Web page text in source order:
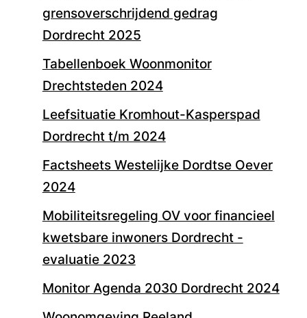
grensoverschrijdend gedrag
Dordrecht 2025
Tabellenboek Woonmonitor
Drechtsteden 2024
Leefsituatie Kromhout-Kasperspad
Dordrecht t/m 2024
Factsheets Westelijke Dordtse Oever
2024
Mobiliteitsregeling OV voor financieel
kwetsbare inwoners Dordrecht -
evaluatie 2023
Monitor Agenda 2030 Dordrecht 2024